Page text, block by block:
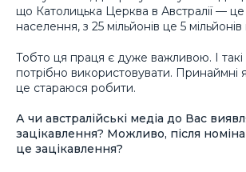
що Католицька Церква в Австралії — це
населення, з 25 мільйонів це 5 мільйонів
Тобто ця праця є дуже важливою. І
потрібно використовувати. Принаймні
це стараюся робити.
А чи австралійські медіа до Вас
зацікавлення? Можливо, після
це зацікавлення?